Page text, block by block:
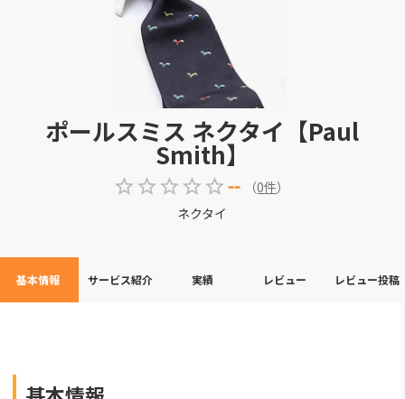
ポールスミス ネクタイ【Paul
Smith】
-- （0件）
ネクタイ
基本情報 サービス紹介 実績 レビュー レビュー投稿